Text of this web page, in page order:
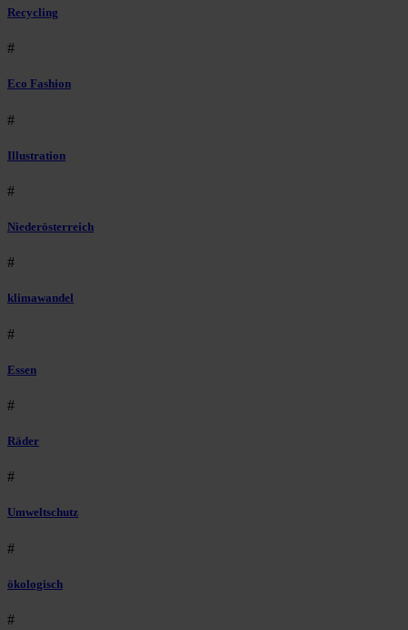
Recycling
#
Eco Fashion
#
Illustration
#
Niederösterreich
#
klimawandel
#
Essen
#
Räder
#
Umweltschutz
#
ökologisch
#